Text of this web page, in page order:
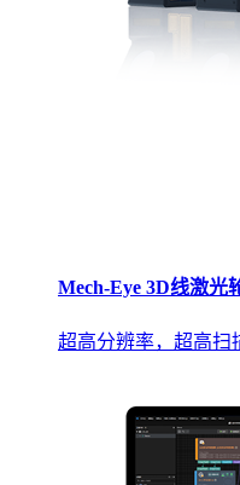
Mech-Eye 3D线激光
超高分辨率，超高扫